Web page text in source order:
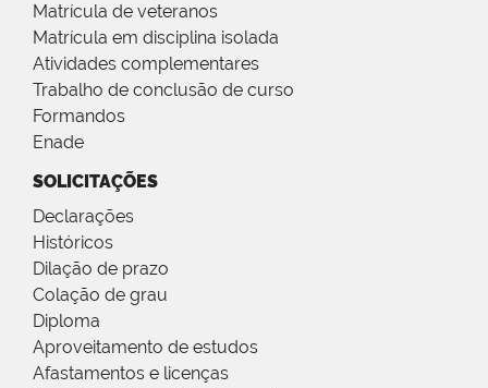
Matrícula de veteranos
Matrícula em disciplina isolada
Atividades complementares
Trabalho de conclusão de curso
Formandos
Enade
SOLICITAÇÕES
Declarações
Históricos
Dilação de prazo
Colação de grau
Diploma
Aproveitamento de estudos
Afastamentos e licenças